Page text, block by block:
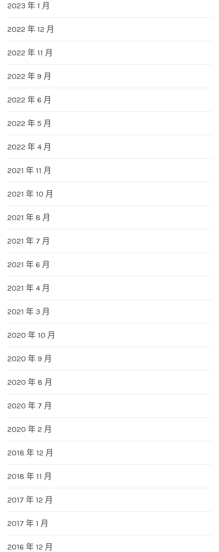
2023 年 1 月
2022 年 12 月
2022 年 11 月
2022 年 9 月
2022 年 6 月
2022 年 5 月
2022 年 4 月
2021 年 11 月
2021 年 10 月
2021 年 8 月
2021 年 7 月
2021 年 6 月
2021 年 4 月
2021 年 3 月
2020 年 10 月
2020 年 9 月
2020 年 8 月
2020 年 7 月
2020 年 2 月
2018 年 12 月
2018 年 11 月
2017 年 12 月
2017 年 1 月
2016 年 12 月